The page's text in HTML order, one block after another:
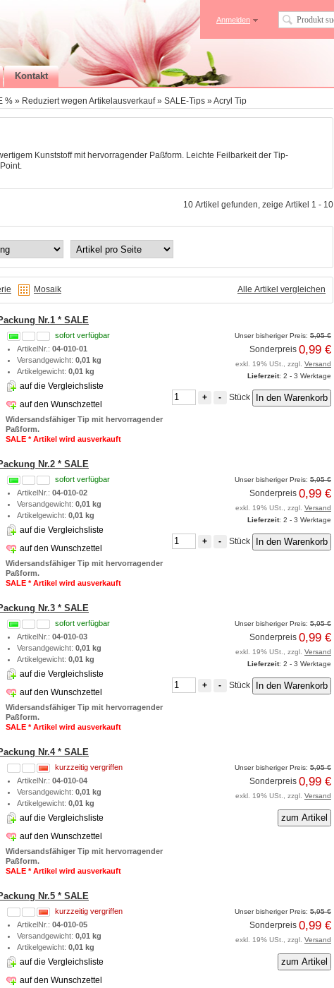
Kontakt
Anmelden
% » Reduziert wegen Artikelausverkauf» SALE-Tips »Acryl Tip
Kunststoff mit hervorragender Paßform. Leichte Feilbarkeit der Tip-
10 Artikel gefunden, zeige Artikel 1 - 10
Mosaik Alle Artikel vergleichen
Nr.1 * SALE
sofort verfügbar
ArtikelNr.:04-010-01
Versandgewicht:0,01 kg
Artikelgewicht:0,01 kg
auf die Vergleichsliste
auf den Wunschzettel
Widersandsfähiger Tip mit hervorragender
Paßform.
SALE * Artikel wird ausverkauft
Unser bisheriger Preis: 5,95 €
Sonderpreis 0,99 €
exkl. 19% USt., zzgl. Versand
Lieferzeit: 2 - 3 Werktage
+ - Stück
Nr.2 * SALE
sofort verfügbar
ArtikelNr.:04-010-02
Versandgewicht:0,01 kg
Artikelgewicht:0,01 kg
auf die Vergleichsliste
auf den Wunschzettel
Widersandsfähiger Tip mit hervorragender
Paßform.
SALE * Artikel wird ausverkauft
Unser bisheriger Preis: 5,95 €
Sonderpreis 0,99 €
exkl. 19% USt., zzgl. Versand
Lieferzeit: 2 - 3 Werktage
+ - Stück
Nr.3 * SALE
sofort verfügbar
ArtikelNr.:04-010-03
Versandgewicht:0,01 kg
Artikelgewicht:0,01 kg
auf die Vergleichsliste
auf den Wunschzettel
Widersandsfähiger Tip mit hervorragender
Paßform.
SALE * Artikel wird ausverkauft
Unser bisheriger Preis: 5,95 €
Sonderpreis 0,99 €
exkl. 19% USt., zzgl. Versand
Lieferzeit: 2 - 3 Werktage
+ - Stück
Nr.4 * SALE
kurzzeitig vergriffen
ArtikelNr.:04-010-04
Versandgewicht:0,01 kg
Artikelgewicht:0,01 kg
auf die Vergleichsliste
auf den Wunschzettel
Widersandsfähiger Tip mit hervorragender
Paßform.
SALE * Artikel wird ausverkauft
Unser bisheriger Preis: 5,95 €
Sonderpreis 0,99 €
exkl. 19% USt., zzgl. Versand
zum Artikel
Nr.5 * SALE
kurzzeitig vergriffen
ArtikelNr.:04-010-05
Versandgewicht:0,01 kg
Artikelgewicht:0,01 kg
auf die Vergleichsliste
auf den Wunschzettel
Unser bisheriger Preis: 5,95 €
Sonderpreis 0,99 €
exkl. 19% USt., zzgl. Versand
zum Artikel